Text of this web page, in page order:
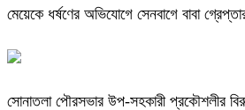
মেয়েকে ধর্ষণের অভিযোগে সেনবাগে বাবা
সোনাতলা পৌরসভার উপ-সহকারী প্রকৌশলীর